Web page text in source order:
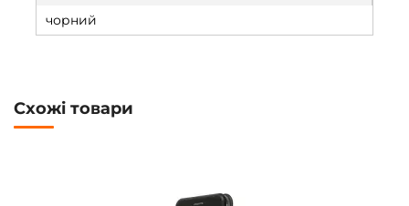
чорний
Схожі товари